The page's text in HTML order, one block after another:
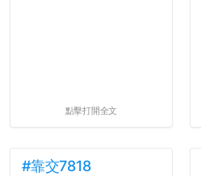
點擊打開全文
#靠交7818